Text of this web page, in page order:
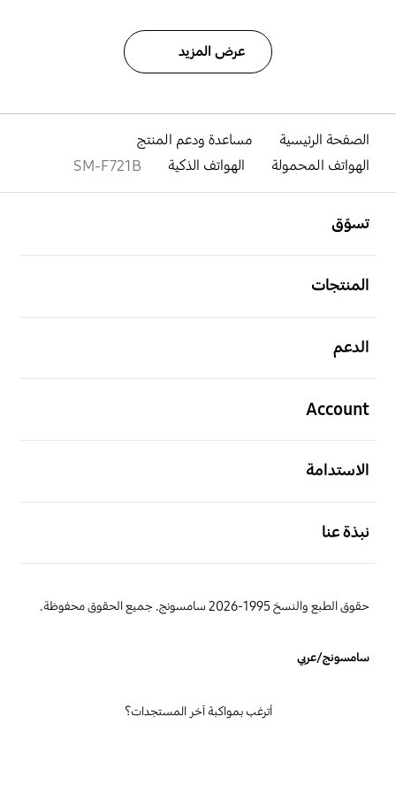
عرض المزيد
الصفحة الرئيسية
مساعدة ودعم المنتج
الهواتف المحمولة
الهواتف الذكية SM-F721B
تسوّق
المنتجات
الدعم
Account
الاستدامة
نبذة عنا
حقوق الطبع والنسخ 1995-2026 سامسونج. جميع الحقوق محفوظة.
سامسونج/عربي
أترغب بمواكبة آخر المستجدات؟